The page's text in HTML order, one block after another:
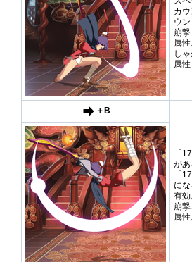
カ
ウ
崩
属
し
属
＋B
「
が
「
に
有効
崩
属